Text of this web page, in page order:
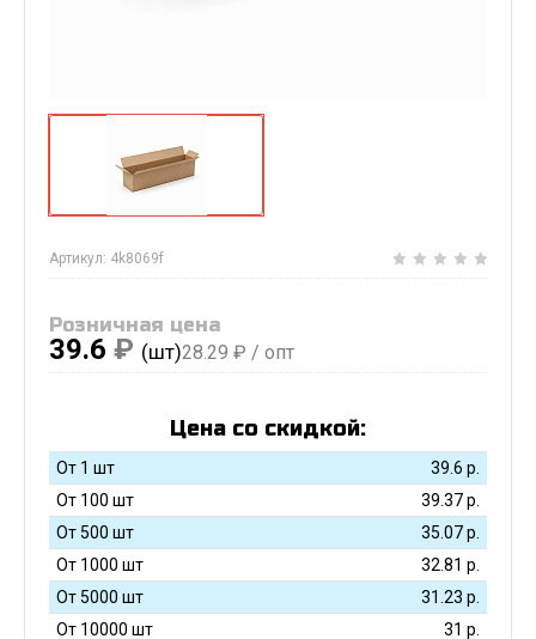
Артикул: 4k8069f
Розничная цена
39.6 ₽ (шт)28.29 ₽ / опт
Цена со скидкой:
От 1 шт 39.6 р.
От 100 шт
39.37р.
От 500 шт
35.07р.
От 1000 шт
32.81 р.
От 5000 шт
31.23 р.
От 10000 шт
31 р.